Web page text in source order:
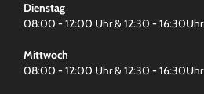
Dienstag
08:00 - 12:00 Uhr & 12:30 - 16:30Uhr
Mittwoch
08:00 - 12:00 Uhr & 12:30 - 16:30Uhr